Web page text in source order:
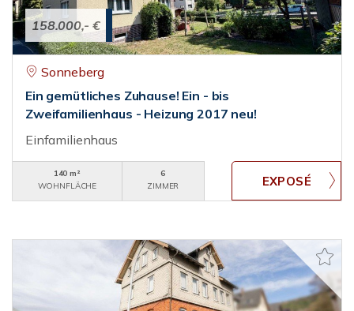
158.000,- €
Sonneberg
Ein gemütliches Zuhause! Ein - bis
Zweifamilienhaus - Heizung 2017 neu!
Einfamilienhaus
140 m²
WOHNFLÄCHE
6
ZIMMER